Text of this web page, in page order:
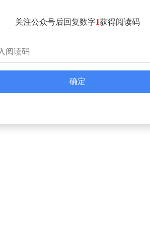
关注公众号后回复数字1获得阅读码
确定